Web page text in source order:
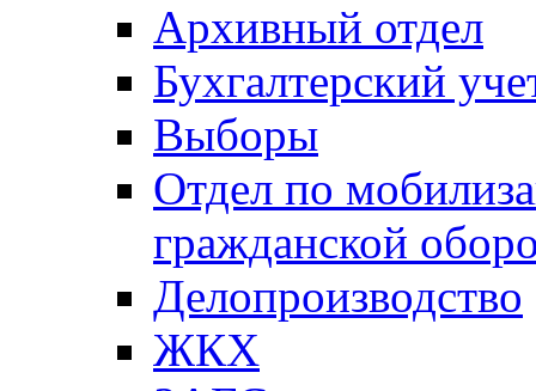
Архивный отдел
Бухгалтерский
Выборы
Отдел по
гражданской
Делопроизводство
ЖКХ